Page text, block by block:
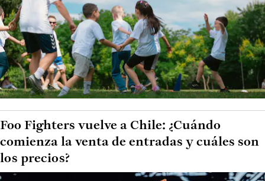
Foo Fighters vuelve a Chile: ¿Cuándo
comienza la venta de entradas y cuáles son
los precios?